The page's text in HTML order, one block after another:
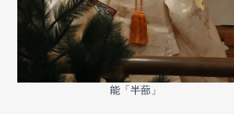
能「半蔀」